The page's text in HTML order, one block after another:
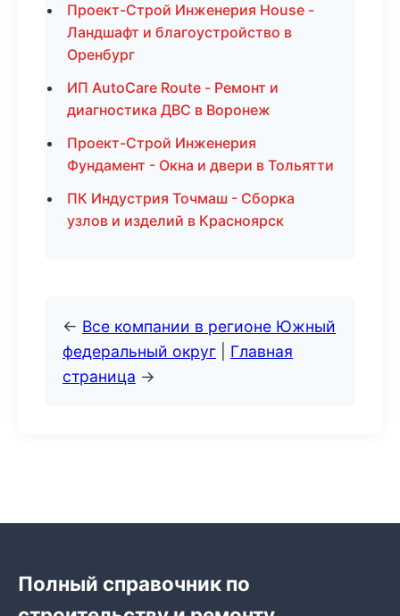
Проект-Строй Инженерия House -
Ландшафт и благоустройство в
Оренбург
ИП AutoCare Route - Ремонт и
диагностика ДВС в Воронеж
Проект-Строй Инженерия
Фундамент - Окна и двери в Тольятти
ПК Индустрия Точмаш - Сборка
узлов и изделий в Красноярск
← Все компании в регионе Южный
федеральный округ
Главная
страница →
Полный справочник по